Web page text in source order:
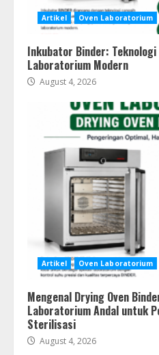
Artikel Oven Laboratorium
Inkubator Binder:
Laboratorium Modern
August 4, 2026
Artikel Oven Laboratorium
Mengenal Drying Oven
Laboratorium Andal untuk
Sterilisasi
August 4, 2026